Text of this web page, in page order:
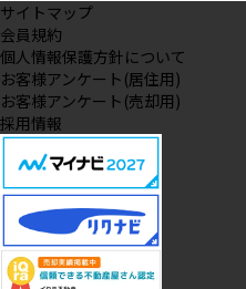
サイトマップ
会員規約
個人情報保護方針について
お客様アンケート(居住用)
お客様アンケート(売却用)
採用情報